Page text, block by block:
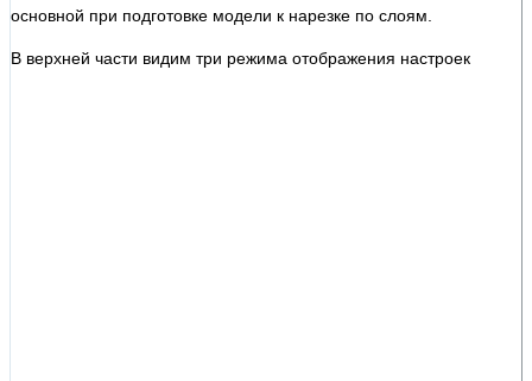
основной при подготовке модели к нарезке по слоям.
В верхней части видим три режима отображения настроек